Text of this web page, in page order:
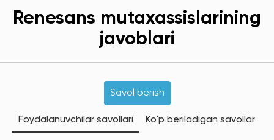
Renesans mutaxassislarining
javoblari
Savol berish
Foydalanuvchilar savollari Ko'p beriladigan savollar